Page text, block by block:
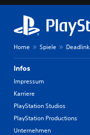
Home Spiele Deadlink
Infos
Impressum
Karriere
PlayStation Studios
PlayStation Productions
Unternehmen